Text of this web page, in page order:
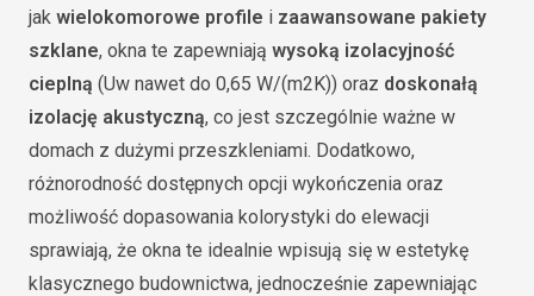
jak wielokomorowe profile i zaawansowane pakiety
szklane, okna te zapewniają wysoką izolacyjność
cieplną (Uw nawet do 0,65 W/(m2K)) oraz doskonałą
izolację akustyczną, co jest szczególnie ważne w
domach z dużymi przeszkleniami. Dodatkowo,
różnorodność dostępnych opcji wykończenia oraz
możliwość dopasowania kolorystyki do elewacji
sprawiają, że okna te idealnie wpisują się w estetykę
klasycznego budownictwa, jednocześnie zapewniając